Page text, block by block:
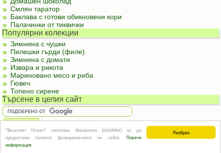
Разбрах
"Веселият Готвач" използва бисквитки (cookies) за да
предостави пълната функционалност на сайта. Повече
информация
Смлян таратор
Баклава с готови обикновени кори
Палачинки от тиквички
Популярни колекции
Зимнина с чушки
Пилешки гърди (филе)
Зимнина с домати
Извара и рикота
Мариновано месо и риба
Гювеч
Топено сирене
Търсене в целия сайт
За реклама| За контакти|Подкрепете ни | Правила и условия|
информация
© Информацията в този сайт или части от нея не могат да бъдат използвани без